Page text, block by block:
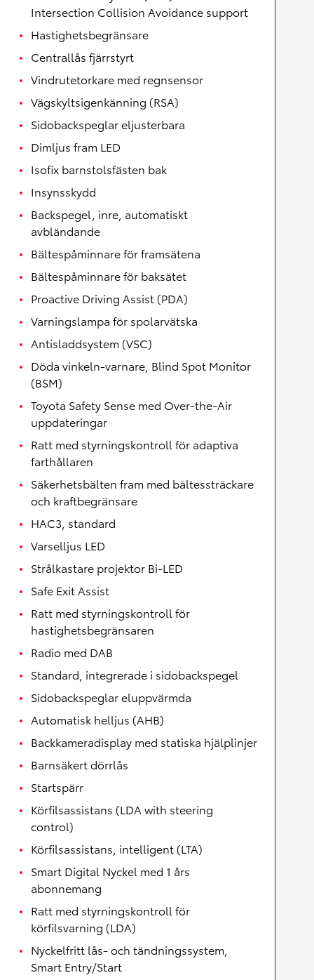
Intersection Collision Avoidance support
Hastighetsbegränsare
Centrallås fjärrstyrt
Vindrutetorkare med regnsensor
Vägskyltsigenkänning (RSA)
Sidobackspeglar eljusterbara
Dimljus fram LED
Isofix barnstolsfästen bak
Insynsskydd
Backspegel, inre, automatiskt
avbländande
Bältespåminnare för framsätena
Bältespåminnare för baksätet
Proactive Driving Assist (PDA)
Varningslampa för spolarvätska
Antisladdsystem (VSC)
Döda vinkeln-varnare, Blind Spot Monitor
(BSM)
Toyota Safety Sense med Over-the-Air
uppdateringar
Ratt med styrningskontroll för adaptiva
farthållaren
Säkerhetsbälten fram med bältessträckare
och kraftbegränsare
HAC3, standard
Varselljus LED
Strålkastare projektor Bi-LED
Safe Exit Assist
Ratt med styrningskontroll för
hastighetsbegränsaren
Radio med DAB
Standard, integrerade i sidobackspegel
Sidobackspeglar eluppvärmda
Automatisk helljus (AHB)
Backkameradisplay med statiska hjälplinjer
Barnsäkert dörrlås
Startspärr
Körfilsassistans (LDA with steering
control)
Körfilsassistans, intelligent (LTA)
Smart Digital Nyckel med 1 års
abonnemang
Ratt med styrningskontroll för
körfilsvarning (LDA)
Nyckelfritt lås- och tändningssystem,
Smart Entry/Start